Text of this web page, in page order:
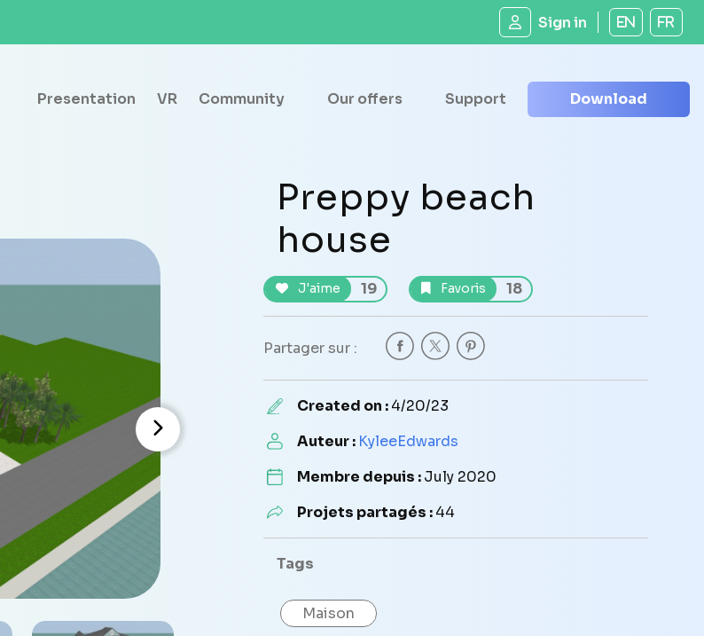
Sign in EN FR
Presentation VR Community Our offers Support Download
Preppy beach
house
J'aime 19 Favoris 18
Partager sur :
Created on :4/20/23
Auteur : KyleeEdwards
Membre depuis :July 2020
Projets partagés :44
Tags
Maison